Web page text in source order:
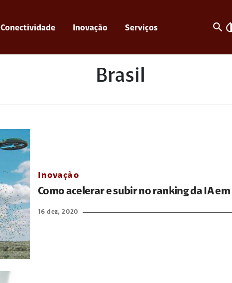
Conectividade Inovação Serviços search
Brasil
Inovação
Como acelerar e subir no ranking da IA em
16 dez, 2020